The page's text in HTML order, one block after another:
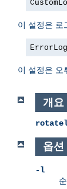
이 설정은 로
이 설정은 오
개요
옵션
-l